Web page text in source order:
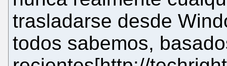
trasladarse desde
todos sabemos,